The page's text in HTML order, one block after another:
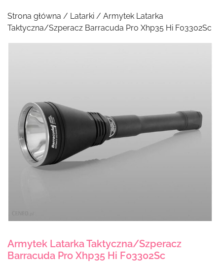
Strona główna / Latarki / Armytek Latarka
Taktyczna/Szperacz Barracuda Pro Xhp35 Hi F03302Sc
Armytek Latarka Taktyczna/Szperacz
Barracuda Pro Xhp35 Hi F03302Sc